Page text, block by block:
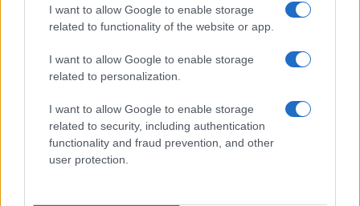
I want to allow Google to enable storage
related to functionality of the website or app.
I want to allow Google to enable storage
related to personalization.
I want to allow Google to enable storage
related to security, including authentication
functionality and fraud prevention, and other
user protection.
Arrestati cinque agenti della polizia locale di Milano: le